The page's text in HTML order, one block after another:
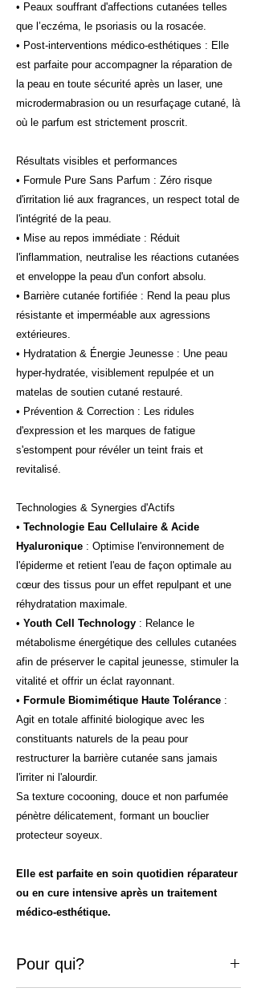
• Peaux souffrant d'affections cutanées telles
que l’eczéma, le psoriasis ou la rosacée.
• Post-interventions médico-esthétiques : Elle
est parfaite pour accompagner la réparation de
la peau en toute sécurité après un laser, une
microdermabrasion ou un resurfaçage cutané, là
où le parfum est strictement proscrit.
Résultats visibles et performances
• Formule Pure Sans Parfum : Zéro risque
d'irritation lié aux fragrances, un respect total de
l'intégrité de la peau.
• Mise au repos immédiate : Réduit
l'inflammation, neutralise les réactions cutanées
et enveloppe la peau d'un confort absolu.
• Barrière cutanée fortifiée : Rend la peau plus
résistante et imperméable aux agressions
extérieures.
• Hydratation & Énergie Jeunesse : Une peau
hyper-hydratée, visiblement repulpée et un
matelas de soutien cutané restauré.
• Prévention & Correction : Les ridules
d'expression et les marques de fatigue
s'estompent pour révéler un teint frais et
revitalisé.
Technologies & Synergies d'Actifs
• Technologie Eau Cellulaire & Acide
Hyaluronique : Optimise l'environnement de
l'épiderme et retient l'eau de façon optimale au
cœur des tissus pour un effet repulpant et une
réhydratation maximale.
• Youth Cell Technology : Relance le
métabolisme énergétique des cellules cutanées
afin de préserver le capital jeunesse, stimuler la
vitalité et offrir un éclat rayonnant.
• Formule Biomimétique Haute Tolérance :
Agit en totale affinité biologique avec les
constituants naturels de la peau pour
restructurer la barrière cutanée sans jamais
l'irriter ni l'alourdir.
Sa texture cocooning, douce et non parfumée
pénètre délicatement, formant un bouclier
protecteur soyeux.
Elle est parfaite en soin quotidien réparateur
ou en cure intensive après un traitement
médico-esthétique.
Pour qui?